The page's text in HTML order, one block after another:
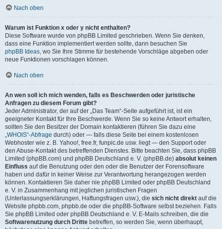
Nach oben
Warum ist Funktion x oder y nicht enthalten?
Diese Software wurde von phpBB Limited geschrieben. Wenn Sie denken,
dass eine Funktion implementiert werden sollte, dann besuchen Sie
phpBB Ideas, wo Sie Ihre Stimme für bestehende Vorschläge abgeben oder
neue Funktionen vorschlagen können.
Nach oben
An wen soll ich mich wenden, falls es Beschwerden oder juristische
Anfragen zu diesem Forum gibt?
Jeder Administrator, der auf der „Das Team“-Seite aufgeführt ist, ist ein
geeigneter Kontakt für Ihre Beschwerde. Wenn Sie so keine Antwort erhalten,
sollten Sie den Besitzer der Domain kontaktieren (führen Sie dazu eine
„WHOIS“-Abfrage durch) oder — falls diese Seite bei einem kostenlosen
Webhoster wie z. B. Yahoo!, free.fr, funpic.de usw. liegt — den Support oder
den Abuse-Kontakt des betreffenden Dienstes. Bitte beachten Sie, dass phpBB
Limited (phpBB.com) und phpBB Deutschland e. V. (phpBB.de) absolut keinen
Einfluss auf die Benutzung oder den oder die Benutzer der Forensoftware
haben und dafür in keiner Weise zur Verantwortung herangezogen werden
können. Kontaktieren Sie daher nie phpBB Limited oder phpBB Deutschland
e. V. in Zusammenhang mit jeglichen juristischen Fragen
(Unterlassungserklärungen, Haftungsfragen usw.), die sich nicht direkt auf die
Website phpbb.com, phpbb.de oder die phpBB-Software selbst beziehen. Falls
Sie phpBB Limited oder phpBB Deutschland e. V. E-Mails schreiben, die die
Softwarenutzung durch Dritte betreffen, so werden Sie, wenn überhaupt,